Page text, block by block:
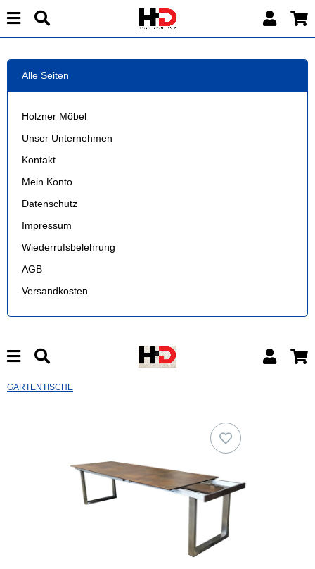
Alle Seiten
Holzner Möbel
Unser Unternehmen
Kontakt
Mein Konto
Datenschutz
Impressum
Wiederrufsbelehrung
AGB
Versandkosten
GARTENTISCHE